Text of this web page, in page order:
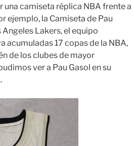
camiseta réplica NBA frente a
ejemplo, la Camiseta de Pau
Lakers, el equipo
acumuladas 17 copas de la NBA,
de los clubes de mayor
ver a Pau Gasol en su